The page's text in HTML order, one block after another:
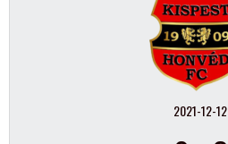
2021-12-12